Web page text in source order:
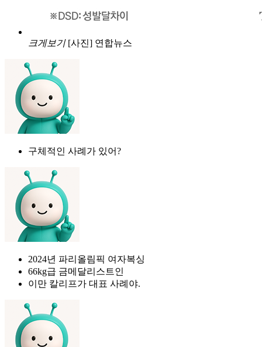
크게보기 [사진] 연합뉴스
구체적인 사례가 있어?
2024년 파리올림픽 여자복싱
66kg급 금메달리스트인
이만 칼리프가 대표 사례야.